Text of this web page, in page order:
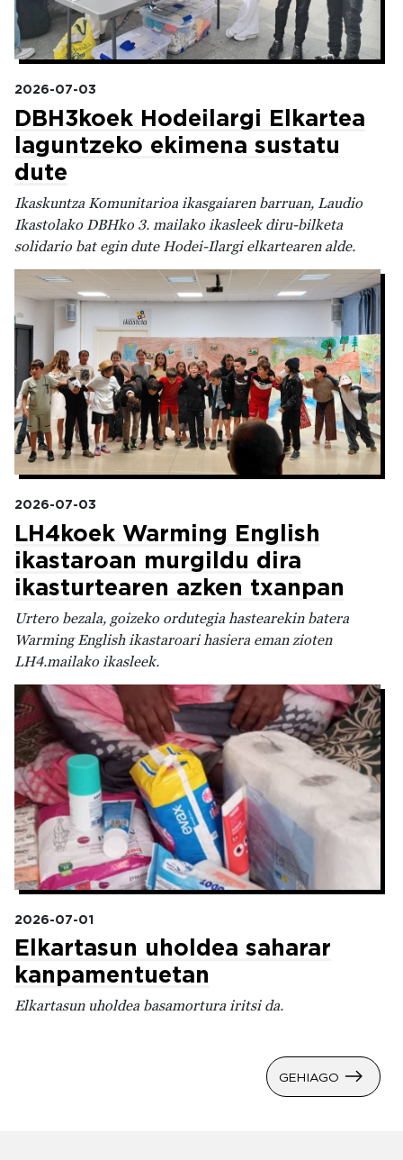
2026-07-03
DBH3koek Hodeilargi Elkartea
laguntzeko ekimena sustatu
dute
Ikaskuntza Komunitarioa ikasgaiaren barruan, Laudio
Ikastolako DBHko 3. mailako ikasleek diru-bilketa
solidario bat egin dute Hodei-Ilargi elkartearen alde.
Irudia
2026-07-03
LH4koek Warming English
ikastaroan murgildu dira
ikasturtearen azken txanpan
Urtero bezala, goizeko ordutegia hastearekin batera
Warming English ikastaroari hasiera eman zioten
LH4.mailako ikasleek.
Irudia
2026-07-01
Elkartasun uholdea saharar
kanpamentuetan
Elkartasun uholdea basamortura iritsi da.
GEHIAGO